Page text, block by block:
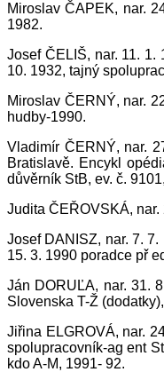
Miroslav ČAPEK, nar.
1982.
Josef ČELIŠ, nar. 11.
10. 1932, tajný
Miroslav ČERNÝ, nar.
hudby-1990.
Vladimír ČERNÝ, nar.
Bratislavě. Encykl
důvěrník StB, ev. č.
Judita ČEŘOVSKÁ,
Josef DANISZ, nar. 7.
15. 3. 1990 poradce př
Ján DORUĽA, nar. 31.
Slovenska T-Ž
Jiřina ELGROVÁ, nar.
spolupracovník-ag ent
kdo A-M, 1991- 92.